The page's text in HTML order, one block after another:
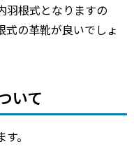
羽根式となりますの
式の革靴が良いでしょ
いて
。